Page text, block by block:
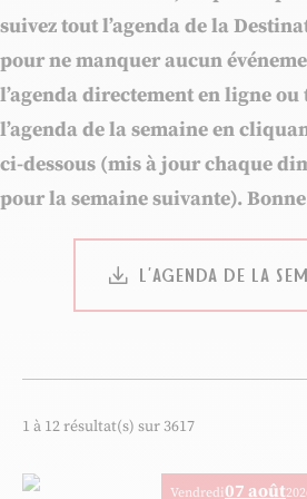
suivez tout l’agenda de la
pour ne manquer aucun
l’agenda directement en ligne ou
l’agenda de la semaine en
ci-dessous (mis à jour chaque
pour la semaine suivante).
L’AGENDA DE LA
1 à 12 résultat(s) sur 3617
Vendredi07 août